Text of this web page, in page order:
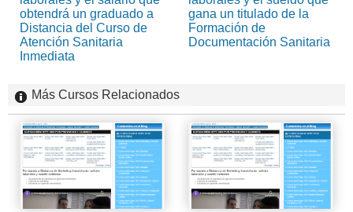
obtendrá un graduado a
Distancia del Curso de
Atención Sanitaria
Inmediata
gana un titulado de la
Formación de
Documentación Sanitaria
Más Cursos Relacionados